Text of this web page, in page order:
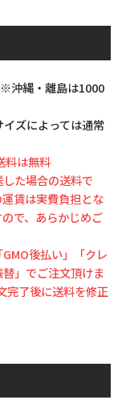
沖縄・離島は1000
ズによっては通常
料は無料
た場合の送料で
賃は実費負担とな
で、あらかじめご
後払い」「クレ
」でご注文頂けま
完了後に送料を修正